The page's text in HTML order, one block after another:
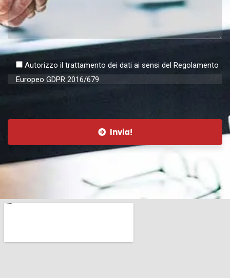
Autorizzo il trattamento dei dati ai sensi del Regolamento
Europeo GDPR 2016/679
Invia!